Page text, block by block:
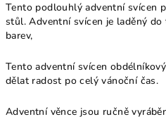
Tento podlouhlý adventní svícen
stůl. Adventní svícen je laděný
barev,
Tento adventní svícen
dělat radost po celý vánoční čas.
Adventní věnce jsou ručně